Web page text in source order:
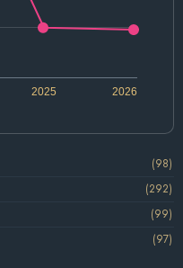
2026
2025
(98)
(292)
(99)
(97)